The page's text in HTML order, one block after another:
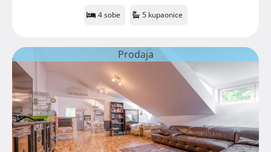
4 sobe 5 kupaonice
Prodaja